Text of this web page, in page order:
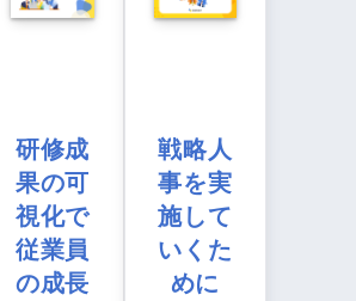
研修成
果の可
視化で
従業員
の成長
戦略人
事を実
施して
いくた
めに